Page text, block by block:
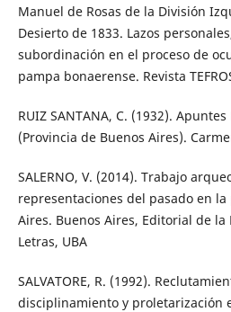
Manuel de Rosas de la División
Desierto de 1833. Lazos
subordinación en el proceso de
pampa bonaerense. Revista
RUIZ SANTANA, C. (1932).
(Provincia de Buenos Aires).
SALERNO, V. (2014). Trabajo
representaciones del pasado en
Aires. Buenos Aires, Editorial de la
Letras, UBA
SALVATORE, R. (1992).
disciplinamiento y proletarización